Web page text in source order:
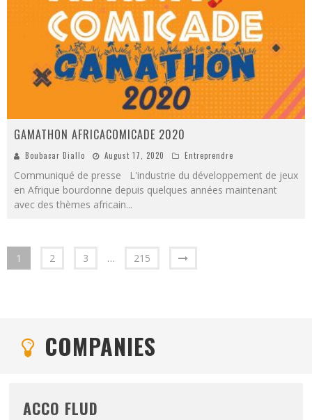
GAMATHON AFRICACOMICADE 2020
Boubacar Diallo August 17, 2020 Entreprendre
Communiqué de presse L'industrie du développement de jeux
en Afrique bourdonne depuis quelques années maintenant
avec des thèmes africain...
1 2 3 … 215
COMPANIES
ACCO FLUD